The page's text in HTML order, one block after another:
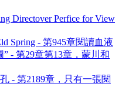
Directover Perfice for View
Spring - 第945章閱讀血液
- 第29章第13章，蒙川和
- 第2189章，只有一張閱